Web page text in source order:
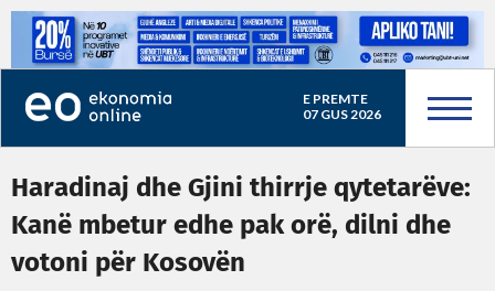
E PREMTE
07 GUS 2026
Haradinaj dhe Gjini thirrje qytetarëve:
Kanë mbetur edhe pak orë, dilni dhe
votoni për Kosovën